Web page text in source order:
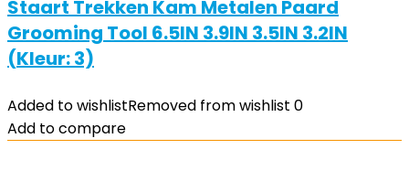
Staart Trekken Kam Metalen Paard
Grooming Tool 6.5IN 3.9IN 3.5IN 3.2IN
(Kleur: 3)
Added to wishlistRemoved from wishlist 0
Add to compare